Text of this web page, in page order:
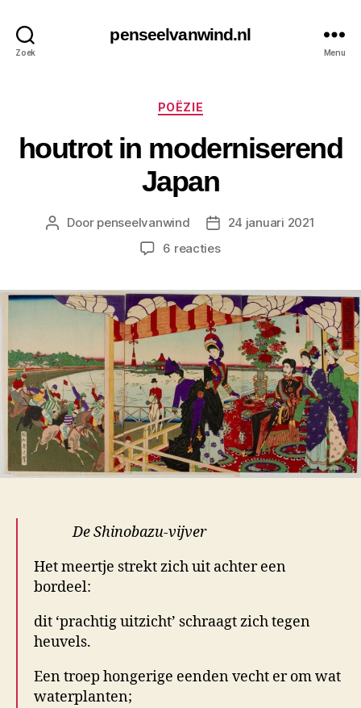
Zoek
penseelvanwind.nl
Menu
Categorieën
POËZIE
houtrot in moderniserend
Japan
Berichtauteur
Door penseelvanwind Berichtdatum
24 januari 2021
6 reactiesop
moderniserend
Japan
De Shinobazu-vijver
Het meertje strekt zich uit achter een
bordeel:
dit ‘prachtig uitzicht’ schraagt zich tegen
heuvels.
Een troep hongerige eenden vecht er om wat
waterplanten;